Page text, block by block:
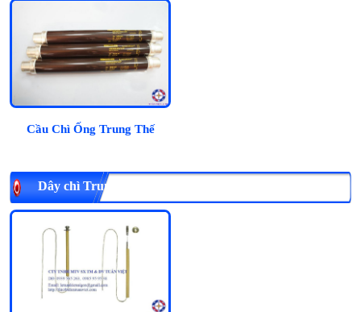
Cầu Chì Ống Trung Thế
Dây chì Trung Thế / Dây Chảy (Fuse link)